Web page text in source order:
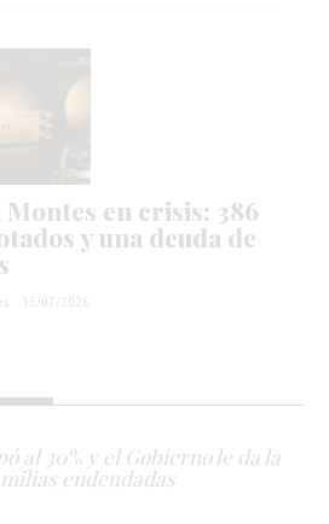
Montes en crisis: 386
y una deuda de
15/07/2026
al 30% y el Gobierno le da la
endeudadas